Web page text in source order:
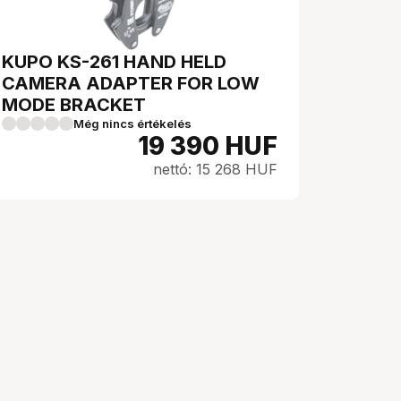
KUPO KS-261 HAND HELD
CAMERA ADAPTER FOR LOW
MODE BRACKET
Még nincs értékelés
19 390 HUF
nettó: 15 268 HUF